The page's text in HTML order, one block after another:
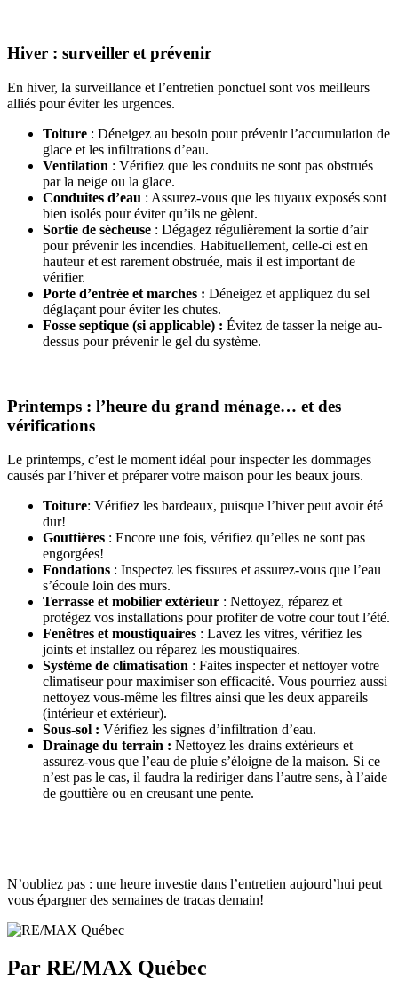
Hiver : surveiller et prévenir
En hiver, la surveillance et l’entretien ponctuel sont vos meilleurs
alliés pour éviter les urgences.
Toiture : Déneigez au besoin pour prévenir l’accumulation de
glace et les infiltrations d’eau.
Ventilation : Vérifiez que les conduits ne sont pas obstrués
par la neige ou la glace.
Conduites d’eau : Assurez-vous que les tuyaux exposés sont
bien isolés pour éviter qu’ils ne gèlent.
Sortie de sécheuse : Dégagez régulièrement la sortie d’air
pour prévenir les incendies. Habituellement, celle-ci est en
hauteur et est rarement obstruée, mais il est important de
vérifier.
Porte d’entrée et marches : Déneigez et appliquez du sel
déglaçant pour éviter les chutes.
Fosse septique (si applicable) : Évitez de tasser la neige au-
dessus pour prévenir le gel du système.
Printemps : l’heure du grand ménage… et des
vérifications
Le printemps, c’est le moment idéal pour inspecter les dommages
causés par l’hiver et préparer votre maison pour les beaux jours.
Toiture: Vérifiez les bardeaux, puisque l’hiver peut avoir été
dur!
Gouttières : Encore une fois, vérifiez qu’elles ne sont pas
engorgées!
Fondations : Inspectez les fissures et assurez-vous que l’eau
s’écoule loin des murs.
Terrasse et mobilier extérieur : Nettoyez, réparez et
protégez vos installations pour profiter de votre cour tout l’été.
Fenêtres et moustiquaires : Lavez les vitres, vérifiez les
joints et installez ou réparez les moustiquaires.
Système de climatisation : Faites inspecter et nettoyer votre
climatiseur pour maximiser son efficacité. Vous pourriez aussi
nettoyez vous-même les filtres ainsi que les deux appareils
(intérieur et extérieur).
Sous-sol : Vérifiez les signes d’infiltration d’eau.
Drainage du terrain : Nettoyez les drains extérieurs et
assurez-vous que l’eau de pluie s’éloigne de la maison. Si ce
n’est pas le cas, il faudra la rediriger dans l’autre sens, à l’aide
de gouttière ou en creusant une pente.
N’oubliez pas : une heure investie dans l’entretien aujourd’hui peut
vous épargner des semaines de tracas demain!
Par RE/MAX Québec